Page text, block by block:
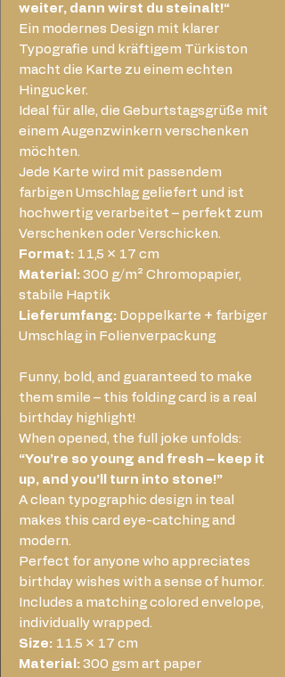
weiter, dann wirst du steinalt!“
Ein modernes Design mit klarer
Typografie und kräftigem Türkiston
macht die Karte zu einem echten
Hingucker.
Ideal für alle, die Geburtstagsgrüße mit
einem Augenzwinkern verschenken
möchten.
Jede Karte wird mit passendem
farbigen Umschlag geliefert und ist
hochwertig verarbeitet – perfekt zum
Verschenken oder Verschicken.
Format: 11,5 × 17 cm
Material: 300 g/m² Chromopapier,
stabile Haptik
Lieferumfang: Doppelkarte + farbiger
Umschlag in Folienverpackung
Funny, bold, and guaranteed to make
them smile – this folding card is a real
birthday highlight!
When opened, the full joke unfolds:
“You’re so young and fresh – keep it
up, and you’ll turn into stone!”
A clean typographic design in teal
makes this card eye-catching and
modern.
Perfect for anyone who appreciates
birthday wishes with a sense of humor.
Includes a matching colored envelope,
individually wrapped.
Size: 11.5 × 17 cm
Material: 300 gsm art paper